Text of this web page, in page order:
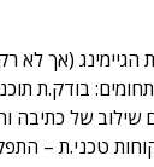
(אך לא
בודק.ת
שילוב של
טכני.ת –